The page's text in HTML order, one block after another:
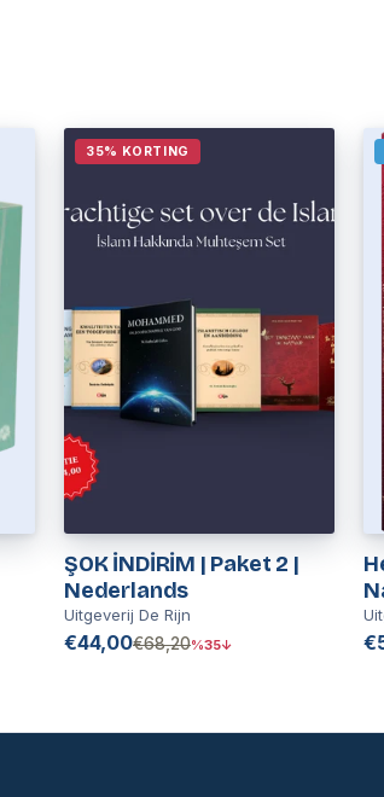
35% KORTING
ŞOK İNDİRİM | Paket 2 |
Nederlands
Uitgeverij De Rijn
€44,00€68,20%35↓